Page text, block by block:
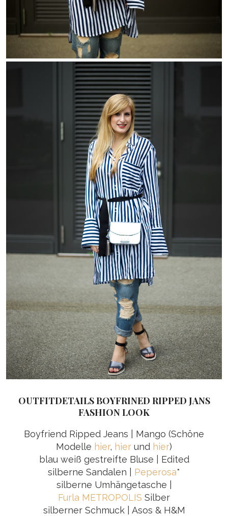
OUTFITDETAILS BOYFRINED RIPPED JANS
FASHION LOOK
Boyfriend Ripped Jeans | Mango (Schöne
Modelle hier, hier und hier)
blau weiß gestreifte Bluse | Edited
silberne Sandalen | Peperosa*
silberne Umhängetasche |
Furla METROPOLIS Silber
silberner Schmuck | Asos & H&M